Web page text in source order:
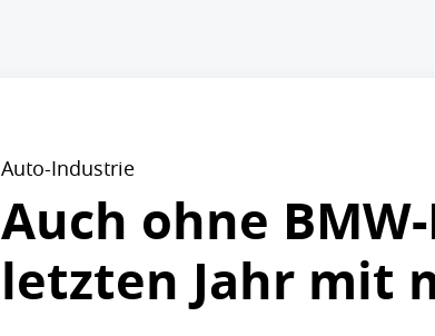
Auto-Industrie
Auch ohne
letzten Jahr mit